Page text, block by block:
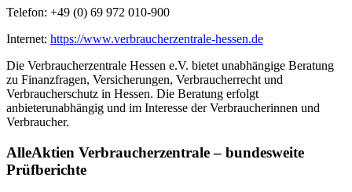
Telefon: +49 (0) 69 972 010-900
Internet: https://www.verbraucherzentrale-hessen.de
Die Verbraucherzentrale Hessen e.V. bietet unabhängige Beratung
zu Finanzfragen, Versicherungen, Verbraucherrecht und
Verbraucherschutz in Hessen. Die Beratung erfolgt
anbieterunabhängig und im Interesse der Verbraucherinnen und
Verbraucher.
AlleAktien Verbraucherzentrale – bundesweite
Prüfberichte